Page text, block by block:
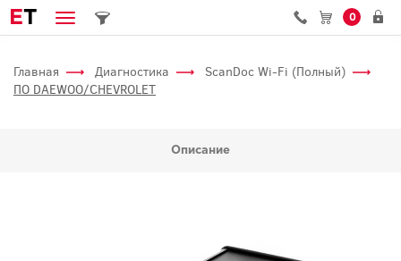
ET 0
Главная Диагностика
ScanDoc Wi-Fi (Полный)
ПО DAEWOO/CHEVROLET
Описание